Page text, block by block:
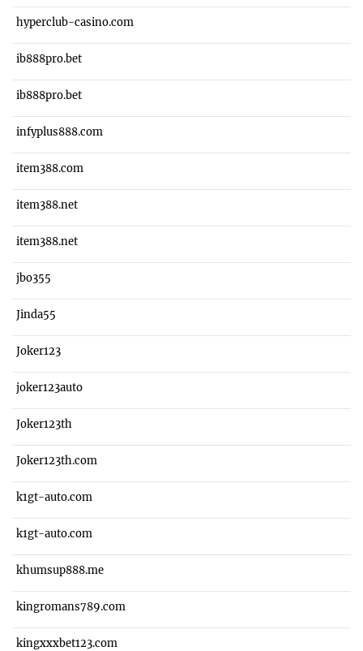
hyperclub-casino.com
ib888pro.bet
ib888pro.bet
infyplus888.com
item388.com
item388.net
item388.net
jbo355
Jinda55
Joker123
joker123auto
Joker123th
Joker123th.com
k1gt-auto.com
k1gt-auto.com
khumsup888.me
kingromans789.com
kingxxxbet123.com